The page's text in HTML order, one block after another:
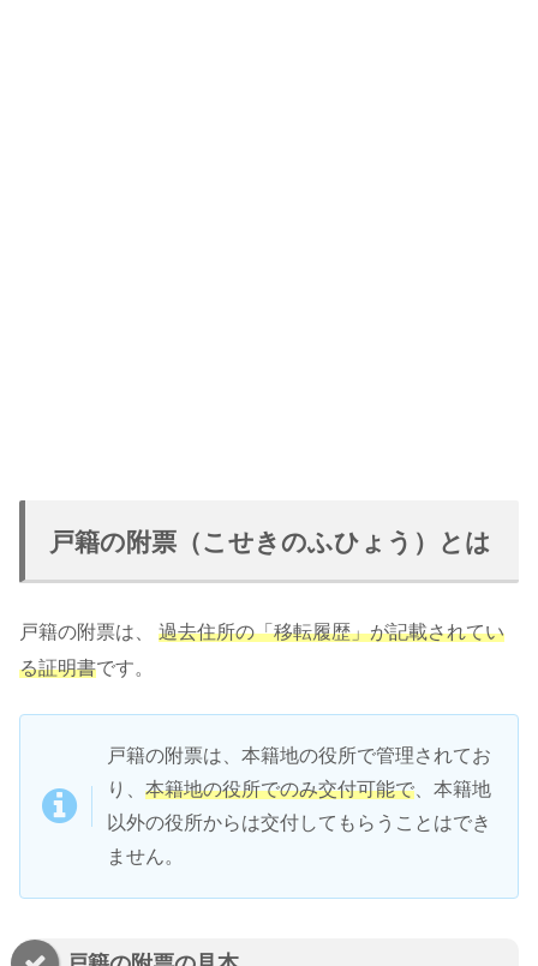
戸籍の附票（こせきのふひょう）とは
戸籍の附票は、 過去住所の「移転履歴」が記載されてい
る証明書です。
戸籍の附票は、本籍地の役所で管理されてお
り、 本籍地の役所でのみ交付可能で 、本籍地
以外の役所からは交付してもらうことはでき
ません。